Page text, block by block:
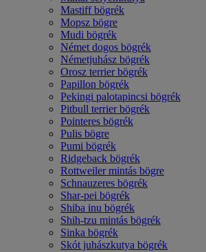
Mastiff bögrék
Mopsz bögre
Mudi bögrék
Német dogos bögrék
Németjuhász bögrék
Orosz terrier bögrék
Papillon bögrék
Pekingi palotapincsi bögrék
Pitbull terrier bögrék
Pointeres bögrék
Pulis bögre
Pumi bögrék
Ridgeback bögrék
Rottweiler mintás bögre
Schnauzeres bögrék
Shar-pei bögrék
Shiba inu bögrék
Shih-tzu mintás bögrék
Sinka bögrék
Skót juhászkutya bögrék